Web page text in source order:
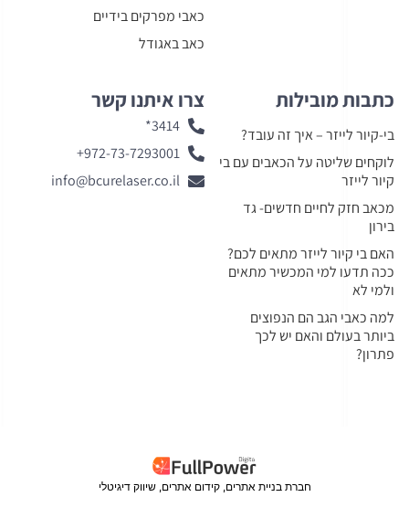
כאבי מפרקים בידיים
כאב באגודל
כתבות מובילות
בי-קיור לייזר – איך זה עובד?
לוקחים שליטה על הכאבים עם בי
קיור לייזר
מכאב חזק לחיים חדשים- גד
בירון
האם בי קיור לייזר מתאים לכם?
ככה תדעו למי המכשיר מתאים
ולמי לא
למה כאבי הגב הם הנפוצים
ביותר בעולם והאם יש לכך
פתרון?
צרו איתנו קשר
3414*
972-73-7293001+
info@bcurelaser.co.il
חברת בניית אתרים, קידום אתרים, שיווק דיגיטלי